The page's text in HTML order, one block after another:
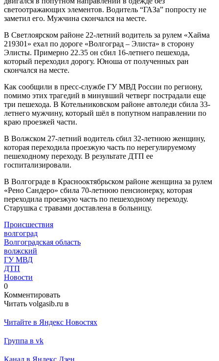
светоотражающих элементов. Водитель “ГАЗа” попросту не
заметил его. Мужчина скончался на месте.
В Светлоярском районе 22-летний водитель за рулем «Хайма
219301» ехал по дороге «Волгоград – Элиста» в сторону
Элисты. Примерно 22.35 он сбил 16-летнего пешехода,
который переходил дорогу. Юноша от полученных ран
скончался на месте.
Как сообщили в пресс-службе ГУ МВД России по региону,
помимо этих трагедий в минувший четверг пострадали еще
три пешехода. В Котельниковском районе автоледи сбила 33-
летнего мужчину, который шёл в попутном направлении по
краю проезжей части.
В Волжском 27-летний водитель сбил 32-летнюю женщину,
которая переходила проезжую часть по нерегулируемому
пешеходному переходу. В результате ДТП ее
госпитализировали.
В Волгограде в Краснооктябрьском районе женщина за рулем
«Рено Сандеро» сбила 70-летнюю пенсионерку, которая
переходила проезжую часть по пешеходному переходу.
Старушка с травами доставлена в больницу.
Происшествия
волгоград
Волгоградская область
волжский
ГУ МВД
ДТП
Новости
0
Комментировать
Читать volgasib.ru в
Читайте в Яндекс Новостях
Группа в vk
Канал в Яндекс Дзен